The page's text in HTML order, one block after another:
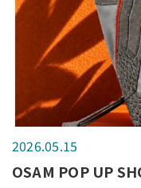
2026.05.15
OSAM